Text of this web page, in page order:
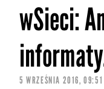
wSieci:
5 WRZEŚNIA 2016, 09:51